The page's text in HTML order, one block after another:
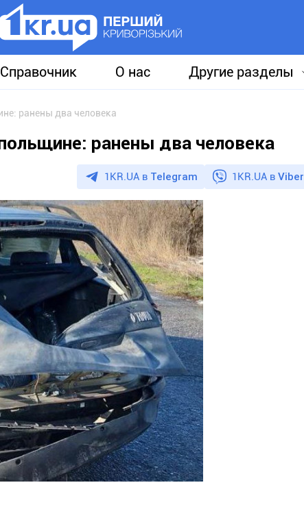
Справочник О нас Другие разделы
ранены два человека
ранены два человека
1KR.UA в Telegram 1KR.UA в Viber